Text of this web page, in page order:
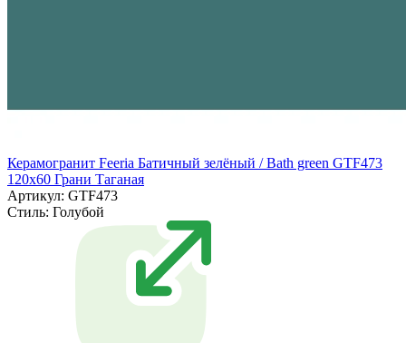
Керамогранит Feeria Батичный зелёный / Bath green GTF473
120х60 Грани Таганая
Артикул: GTF473
Стиль: Голубой